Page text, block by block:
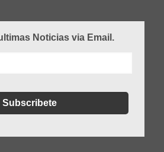
Noticias via Email.